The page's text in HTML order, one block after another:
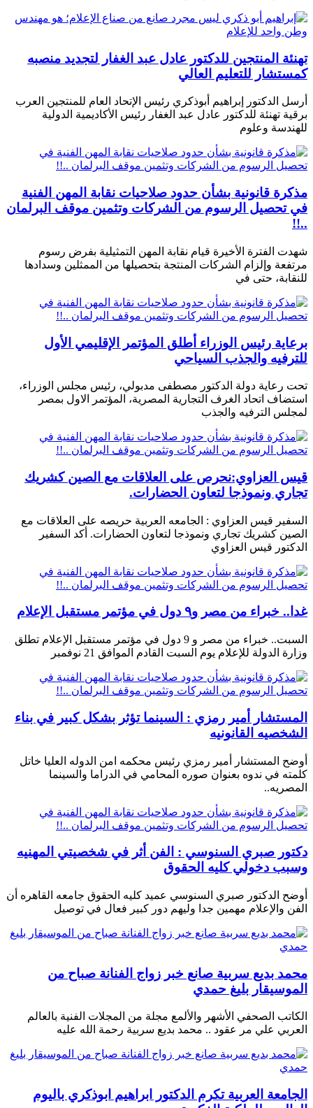
تهنئة المنتجين للدكتور عادل عبد الغفار لتجديد منصبه
كمستشار للتعليم العالي
أرسل الدكتور إبراهيم أبوذكري رئيس الإتحاد العام للمنتجين العرب
برقية تهنئة للدكتور عادل عبد الغفار رئيس الأكاديمية الدولية
للهندسة وعلوم
مذكرة قانونية بشأن حدود صلاحيات نقابة المهن الفنية
في تحصيل الرسوم من الشركات وتثمين موقف البرلمان
..!!
شهدت الفترة الأخيرة قيام نقابة المهن التمثيلية بفرض رسوم
مرتفعة وإلزام الشركات المنتجة بتحصيلها من الممثلين وسدادها
للنقابة، حتى في
برعاية رئيس الوزراء أطلق المؤتمر الإقليمي الأول
للترفيه والجذب السياحي
تحت رعاية دولة الدكتور مصطفى مدبولي، رئيس مجلس الوزراء،
استضاف اتحاد الغرف التجارية المصرية، المؤتمر الاول بمصر
لمجلس الترفيه والجذب
قيس العزاوي:نحرص على العلاقات مع الصين كشريك
تجاري ونموذجا لتعاون الحضارات.
السفير قيس العزاوي : الجامعه العربية حريصه على العلاقات مع
الصين كشريك تجاري ونموذجا لتعاون الحضارات. أكد السفير
الدكتور قيس العزاوي
غدا.. خبراء من مصر و٩ دول في مؤتمر مستقبل الإعلام
السبت.. خبراء من مصر و 9 دول في مؤتمر مستقبل الإعلام تطلق
وزارة الدولة للإعلام يوم السبت القادم الموافق 21 نوفمبر
المستشار أمير رمزي : السينما تؤثر بشكل كبير في بناء
الشخصيه القانونيه
أوضح المستشار أمير رمزي رئيس محكمه امن الدوله العليا خاتل
كلمته في ندوه بعنوان صوره المحامي في الدراما والسينما
المصريه..
دكتور صبري السنوسي : الفن أثر في شخصيتي المهنيه
وسبب دخولي كليه الحقوق
أوضح الدكتور صبري السنوسي عميد كليه الحقوق جامعه القاهره أن
الفن والإعلام مهمين جدا وليهم دور كبير فعال في توصيل
محمد بديع سربية صانع خبر زواج الفنانة صباح من
الموسيقار بليغ حمدي
الكاتب الصحفي الأشهر والألمع مجلة من المجلات الفنية بالعالم
العربي علي مر عقود .. محمد بديع سربية رحمة الله عليه
الجامعة العربية تكرم الدكتور ابراهيم ابوذكري باليوم